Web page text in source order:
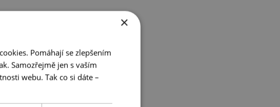
×
Pomáhají se zlepšením
Samozřejmě jen s vaším
webu. Tak co si dáte –